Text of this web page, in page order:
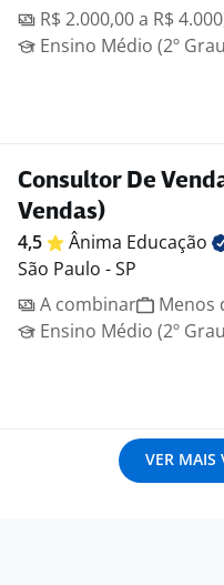
R$ 2.000,00 a R$
Ensino Médio (2º
Consultor De
Vendas)
4,5 Ânima Educação
São Paulo - SP
A combinar
Menos
Ensino Médio (2º
VER MAIS